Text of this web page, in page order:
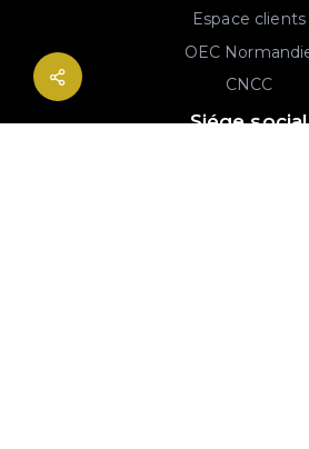
Espace clients
OEC
CNCC
Siége social